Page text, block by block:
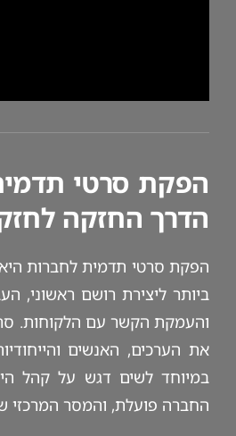
הפקת סרטי
הדרך החזקה
הפקת סרטי תדמית לחברות
ביותר ליצירת רושם ראשוני,
והעמקת הקשר עם הלקוחות.
את הערכים, האנשים
במיוחד לשים דגש על קהל
החברה פועלת, והמסר המרכזי